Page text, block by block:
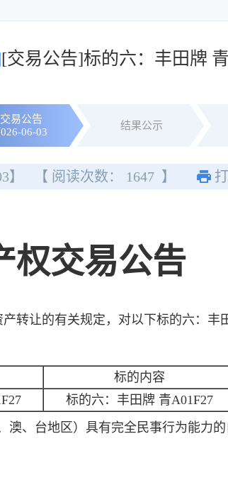
[交易公告]标的六：丰田牌
交易公告
06-03
结果公示
】 【 阅读次数： 1647 】
权交易公告
转让的有关规定，对以下标的六：丰
标的内容
标的六：丰田牌 青A01F27
澳、台地区）具有完全民事行为能力